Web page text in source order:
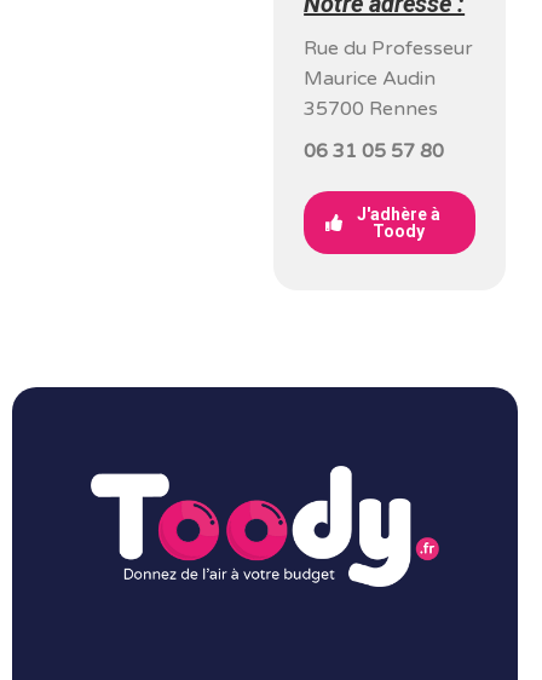
Rue du Professeur
Maurice Audin
35700 Rennes
06 31 05 57 80
J'adhère à
Toody